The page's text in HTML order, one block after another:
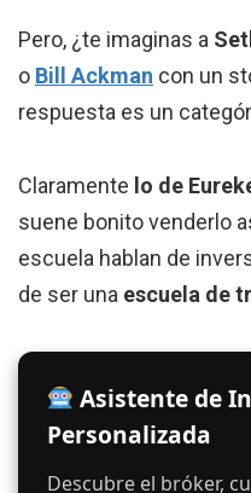
Pero, ¿te imaginas a
o Bill Ackman con un
respuesta es un
Claramente lo de
suene bonito venderlo
escuela hablan de
de ser una escuela de
Asistente de
Personalizada
Descubre el bróker,